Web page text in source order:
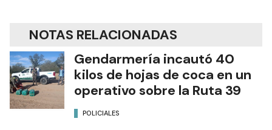
NOTAS RELACIONADAS
Gendarmería incautó 40
kilos de hojas de coca en un
operativo sobre la Ruta 39
POLICIALES